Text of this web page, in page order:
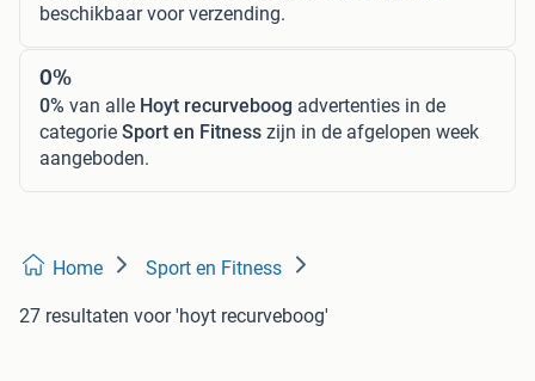
beschikbaar voor verzending.
0%
0% van alle Hoyt recurveboog advertenties in de
categorie Sport en Fitness zijn in de afgelopen week
aangeboden.
Home Sport en Fitness
27 resultaten voor 'hoyt recurveboog'